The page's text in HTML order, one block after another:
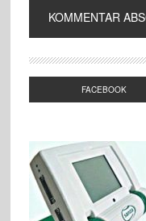
FACEBOOK